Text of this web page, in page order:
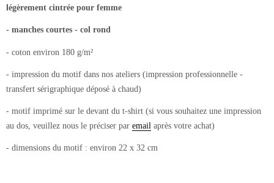
légèrement cintrée pour femme
- manches courtes - col rond
- coton environ 180 g/m²
- impression du motif dans nos ateliers (impression professionnelle -
transfert sérigraphique déposé à chaud)
- motif imprimé sur le devant du t-shirt (si vous souhaitez une impression
au dos, veuillez nous le préciser par email après votre achat)
- dimensions du motif : environ 22 x 32 cm